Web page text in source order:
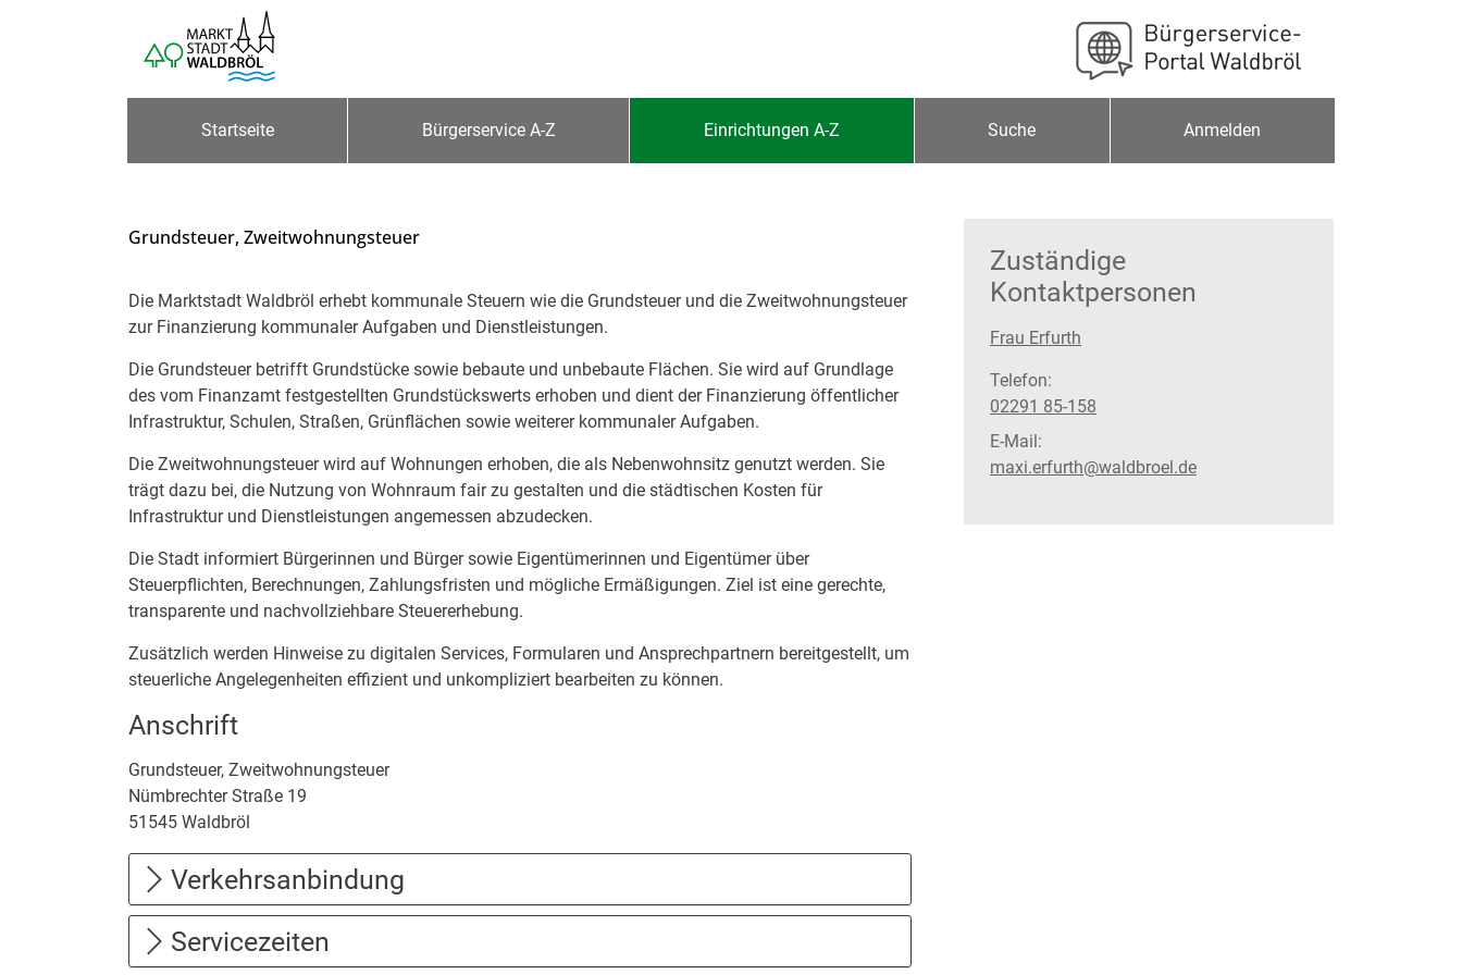
Startseite Bürgerservice A-Z Einrichtungen A-Z Suche Anmelden
Grundsteuer, Zweitwohnungsteuer
Beschreibung
Die Marktstadt Waldbröl erhebt kommunale Steuern wie die Grundsteuer und die Zweitwohnungsteuer
zur Finanzierung kommunaler Aufgaben und Dienstleistungen.
Die Grundsteuer betrifft Grundstücke sowie bebaute und unbebaute Flächen. Sie wird auf Grundlage
des vom Finanzamt festgestellten Grundstückswerts erhoben und dient der Finanzierung öffentlicher
Infrastruktur, Schulen, Straßen, Grünflächen sowie weiterer kommunaler Aufgaben.
Die Zweitwohnungsteuer wird auf Wohnungen erhoben, die als Nebenwohnsitz genutzt werden. Sie
trägt dazu bei, die Nutzung von Wohnraum fair zu gestalten und die städtischen Kosten für
Infrastruktur und Dienstleistungen angemessen abzudecken.
Die Stadt informiert Bürgerinnen und Bürger sowie Eigentümerinnen und Eigentümer über
Steuerpflichten, Berechnungen, Zahlungsfristen und mögliche Ermäßigungen. Ziel ist eine gerechte,
transparente und nachvollziehbare Steuererhebung.
Zusätzlich werden Hinweise zu digitalen Services, Formularen und Ansprechpartnern bereitgestellt, um
steuerliche Angelegenheiten effizient und unkompliziert bearbeiten zu können.
Anschrift
Grundsteuer, Zweitwohnungsteuer
Nümbrechter Straße 19
51545 Waldbröl
Verkehrsanbindung
Servicezeiten
Zuständige
Kontaktpersonen
Frau Erfurth
Telefon:
02291 85-158
E-Mail:
maxi.erfurth@waldbroel.de